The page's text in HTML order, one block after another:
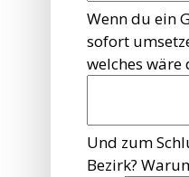
Wenn du ein
sofort
welches wäre
Und zum
Bezirk?